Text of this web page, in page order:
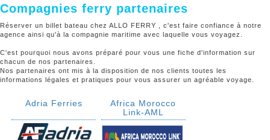
Compagnies ferry partenaires
Réserver un billet bateau chez ALLO FERRY , c'est faire confiance à notre
agence ainsi qu'à la compagnie maritime avec laquelle vous voyagez.
C'est pourquoi nous avons préparé pour vous une fiche d'information sur
chacun de nos partenaires.
Nos partenaires ont mis à la disposition de nos clients toutes les
informations légales et pratiques pour vous assurer un agréable voyage.
Adria Ferries
Africa Morocco
Link-AML